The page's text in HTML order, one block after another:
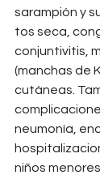
sarampión y
tos seca,
conjuntivitis,
(manchas de
cutáneas.
neumonía,
niños